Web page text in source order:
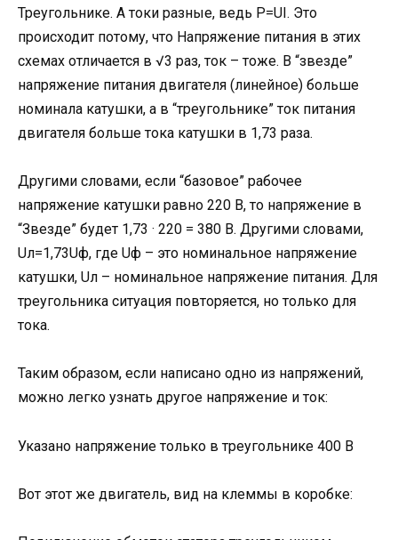
Треугольнике. А токи разные, ведь P=UI. Это
происходит потому, что Напряжение питания в этих
схемах отличается в √3 раз, ток – тоже. В “звезде”
напряжение питания двигателя (линейное) больше
номинала катушки, а в “треугольнике” ток питания
двигателя больше тока катушки в 1,73 раза.
Другими словами, если “базовое” рабочее
напряжение катушки равно 220 В, то напряжение в
“Звезде” будет 1,73 · 220 = 380 В. Другими словами,
Uл=1,73Uф, где Uф – это номинальное напряжение
катушки, Uл – номинальное напряжение питания. Для
треугольника ситуация повторяется, но только для
тока.
Таким образом, если написано одно из напряжений,
можно легко узнать другое напряжение и ток:
Указано напряжение только в треугольнике 400 В
Вот этот же двигатель, вид на клеммы в коробке: